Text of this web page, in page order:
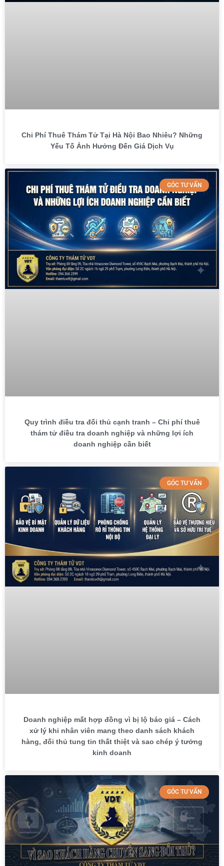
Chi Phí Thuê Thám Tử Tại Hà Nội Bao Nhiêu? Những
Yếu Tố Ảnh Hưởng Đến Giá Dịch Vụ
GÓC TƯ VẤN
Quy trình điều tra đối thủ cạnh tranh – Chi phí thuê
thám tử điều tra doanh nghiệp và những lợi ích
doanh nghiệp cần biết
GÓC TƯ VẤN
Doanh nghiệp mất hợp đồng vì bị lộ báo giá – Cách
xử lý khi nhân viên mang theo danh sách khách
hàng, đối thủ tung tin thất thiệt và sao chép ý tưởng
kinh doanh
GÓC TƯ VẤN